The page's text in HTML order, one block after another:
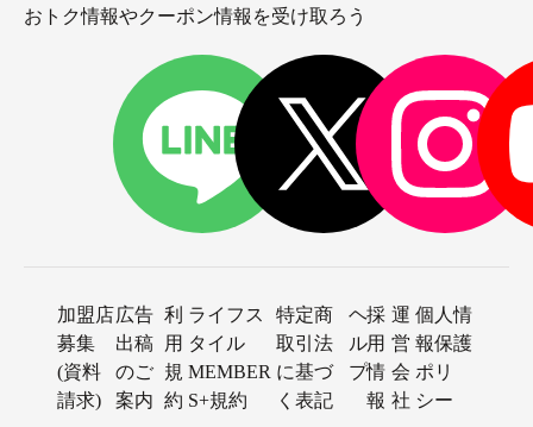
おトク情報やクーポン情報を受け取ろう
加盟店
募集
(資料
請求)
広告
出稿
のご
案内
利
用
規
約
ライフス
タイル
MEMBER
S+規約
特定商
取引法
に基づ
く表記
ヘ
ル
プ
採
用
情
報
運
営
会
社
個人情
報保護
ポリ
シー